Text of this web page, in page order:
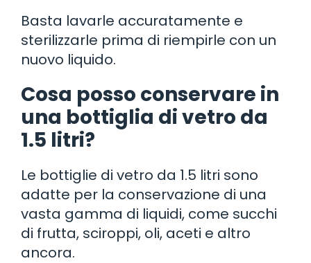
Basta lavarle accuratamente e
sterilizzarle prima di riempirle con un
nuovo liquido.
Cosa posso conservare in
una bottiglia di vetro da
1.5 litri?
Le bottiglie di vetro da 1.5 litri sono
adatte per la conservazione di una
vasta gamma di liquidi, come succhi
di frutta, sciroppi, oli, aceti e altro
ancora.